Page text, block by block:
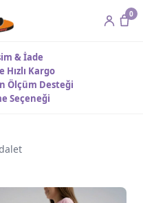
0
& İade
Hızlı Kargo
Ölçüm Desteği
Seçeneği